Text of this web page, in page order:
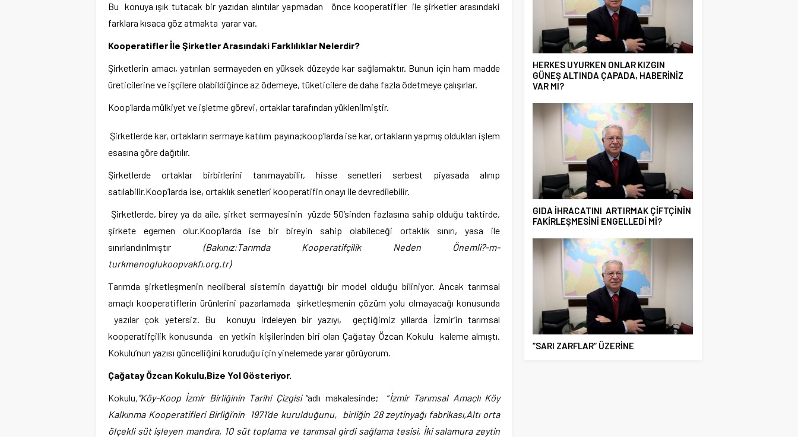
Bu konuya ışık tutacak bir yazıdan alıntılar yapmadan önce kooperatifler ile şirketler arasındaki
farklara kısaca göz atmakta yarar var.
Kooperatifler İle Şirketler Arasındaki Farklılıklar Nelerdir?
Şirketlerin amacı, yatırılan sermayeden en yüksek düzeyde kar sağlamaktır. Bunun için ham madde
üreticilerine ve işçilere olabildiğince az ödemeye, tüketicilere de daha fazla ödetmeye çalışırlar.
Koop’larda mülkiyet ve işletme görevi, ortaklar tarafından yüklenilmiştir.
Şirketlerde kar, ortakların sermaye katılım payına;koop’larda ise kar, ortakların yapmış oldukları işlem
esasına göre dağıtılır.
Şirketlerde ortaklar birbirlerini tanımayabilir, hisse senetleri serbest piyasada alınıp
satılabilir.Koop’larda ise, ortaklık senetleri kooperatifin onayı ile devredilebilir.
Şirketlerde, birey ya da aile, şirket sermayesinin yüzde 50’sinden fazlasına sahip olduğu taktirde,
şirkete egemen olur.Koop’larda ise bir bireyin sahip olabileceği ortaklık sınırı, yasa ile
sınırlandırılmıştır (Bakınız:Tarımda Kooperatifçilik Neden Önemli?-m-
turkmenoglukoopvakfı.org.tr)
Tarımda şirketleşmenin neoliberal sistemin dayattığı bir model olduğu biliniyor. Ancak tarımsal
amaçlı kooperatiflerin ürünlerini pazarlamada şirketleşmenin çözüm yolu olmayacağı konusunda
yazılar çok yetersiz. Bu konuyu irdeleyen bir yazıyı, geçtiğimiz yıllarda İzmir’in tarımsal
kooperatifçilik konusunda en yetkin kişilerinden biri olan Çağatay Özcan Kokulu kaleme almıştı.
Kokulu’nun yazısı güncelliğini koruduğu için yinelemede yarar görüyorum.
Çağatay Özcan Kokulu,Bize Yol Gösteriyor.
Kokulu,”Köy-Koop İzmir Birliğinin Tarihi Çizgisi“adlı makalesinde; “İzmir Tarımsal Amaçlı Köy
Kalkınma Kooperatifleri Birliği’nin 1971’de kurulduğunu, birliğin 28 zeytinyağı fabrikası,Altı orta
ölçekli süt işleyen mandıra, 10 süt toplama ve tarımsal girdi sağlama tesisi, İki salamura zeytin
HERKES UYURKEN ONLAR KIZGIN
GÜNEŞ ALTINDA ÇAPADA, HABERİNİZ
VAR MI?
GIDA İHRACATINI ARTIRMAK ÇİFTÇİNİN
FAKİRLEŞMESİNİ ENGELLEDİ Mİ?
“SARI ZARFLAR“ ÜZERİNE